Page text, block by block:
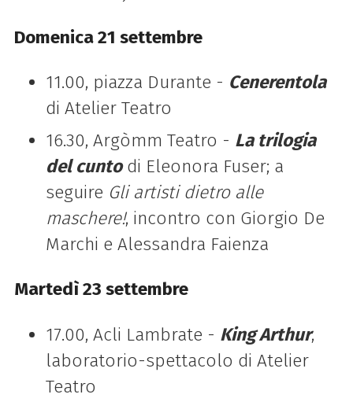
Domenica 21 settembre
11.00, piazza Durante - Cenerentola
di Atelier Teatro
16.30, Argòmm Teatro - La trilogia
del cuntodi Eleonora Fuser; a
seguire Gli artisti dietro alle
maschere!, incontro con Giorgio De
Marchi e Alessandra Faienza
Martedì 23 settembre
17.00, Acli Lambrate - King Arthur,
laboratorio-spettacolo di Atelier
Teatro